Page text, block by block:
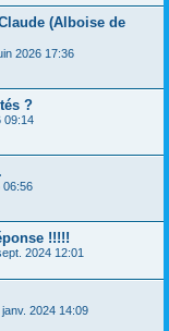
(Alboise de
2026 17:36
?
09:14
06:56
!!!!!
2024 12:01
2024 14:09